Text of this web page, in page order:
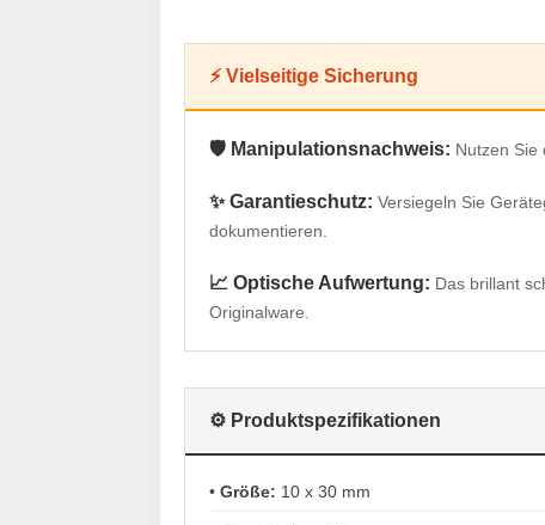
⚡ Vielseitige Sicherung
🛡️ Manipulationsnachweis: Nutzen Sie
✨ Garantieschutz: Versiegeln Sie
dokumentieren.
📈 Optische Aufwertung: Das brillant
Originalware.
⚙️ Produktspezifikationen
•Größe: 10 x 30 mm